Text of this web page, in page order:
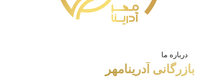
درباره ما
بازرگانی آدرینامهر